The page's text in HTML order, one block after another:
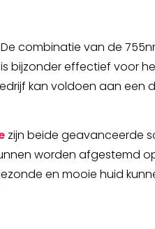
combinatie van de
effectief voor
kan voldoen aan een
zijn beide geavanceerde
worden afgestemd
en mooie huid